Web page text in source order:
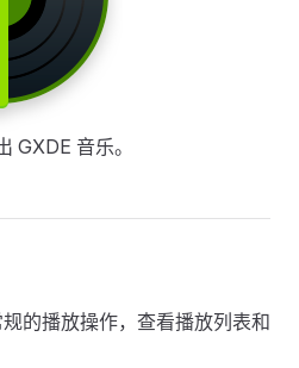
GXDE 音乐。
的播放操作，查看播放列表和